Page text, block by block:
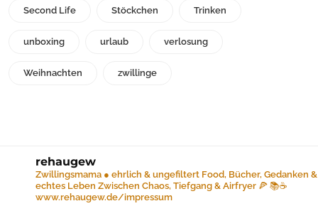
Second Life Stöckchen Trinken
unboxing urlaub verlosung
Weihnachten zwillinge
rehaugew
Zwillingsmama ● ehrlich & ungefiltert Food, Bücher, Gedanken &
echtes Leben Zwischen Chaos, Tiefgang & Airfryer 🍕 📚☕️
www.rehaugew.de/impressum